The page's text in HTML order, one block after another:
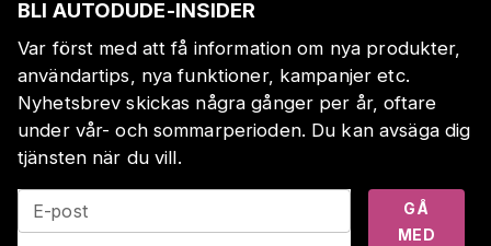
BLI AUTODUDE-INSIDER
Var först med att få information om nya produkter,
användartips, nya funktioner, kampanjer etc.
Nyhetsbrev skickas några gånger per år, oftare
under vår- och sommarperioden. Du kan avsäga dig
tjänsten när du vill.
E-post
GÅ
MED